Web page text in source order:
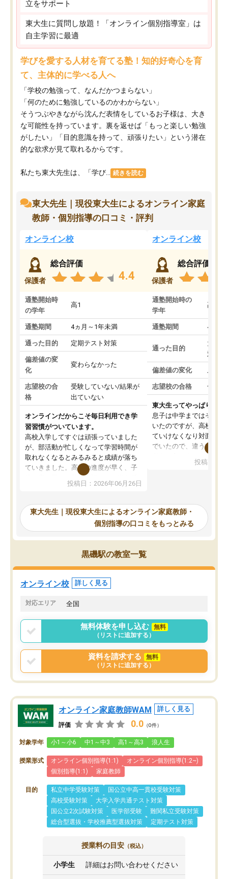
立をサポート
東大生に質問し放題！「オンライン個別指導室」は
自主学習に最適
学びを愛する人材を育てる塾！知的好奇心を育
て、主体的に学べる人へ
「学校の勉強って、なんだかつまらない」
「何のために勉強しているのかわからない」
そうつぶやきながら沈んだ表情をしているお子様は、大き
な可能性を持っています。裏を返せば「もっと楽しい勉強
がしたい」「目的意識を持って、頑張りたい」という潜在
的な欲求が見て取れるからです。
私たち東大先生は、「学び... 続きを読む
東大先生｜現役東大生によるオンライン家庭
教師・個別指導の口コミ・評判
オンライン校
保護者
総合評価
4.4
通塾開始時
の学年
高1
通塾期間 4ヵ月～1年未満
通った目的 定期テスト対策
偏差値の変
化
変わらなかった
志望校の合
格
受験していない/結果が
出ていない
オンラインだからこそ毎日利用でき学
習習慣がついています。
高校入学してすぐは頑張っていました
が、部活動が忙しくなって学習時間が
取れなくなるとみるみると成績が落ち
ていきました。高校の進度が早く、子
供も家に帰って勉強の話すると嫌な反
応を示します。東大先生にお願いして
れるので、親としても安心です。毎日
使える自習室とかもあり、わからない
ところがあれば先生が回答してくれる
のも重宝しています。
投稿日：2026年06月26日
オンライン校
保護者
総合評価
通塾開始時の
学年
高3
通塾期間 4ヵ月
通った目的
大学
対策
偏差値の変化 上が
志望校の合格 合格
東大生ってやっぱりすご
息子は中学まではそこそ
いたのですが、高校に入
ていけなくなり対面の塾
でいたので、違うアプロ
で、当初は模試でD判定
自習室が毎日使えていつ
るのが心強かったよう
謝です。
投稿日：
東大先生｜現役東大生によるオンライン家庭教師・
個別指導の口コミをもっとみる
黒磯駅の教室一覧
オンライン校 詳しく見る
対応エリア 全国
無料体験を申し込む
無料
（リストに追加する）
資料を請求する
無料
（リストに追加する）
オンライン家庭教師WAM 詳しく見る
評価 0.0 （0件）
対象学年 小1～小6 中1～中3 高1～高3 浪人生
授業形式 オンライン個別指導(1:1)
オンライン個別指導(1:2~)
個別指導(1:1)
家庭教師
目的 私立中学受験対策
国公立中高一貫校受験対策
高校受験対策
大学入学共通テスト対策
国公立2次試験対策
医学部受験
難関私立受験対策
総合型選抜・学校推薦型選抜対策
定期テスト対策
授業料の目安 （税込）
小学生 詳細はお問い合わせください